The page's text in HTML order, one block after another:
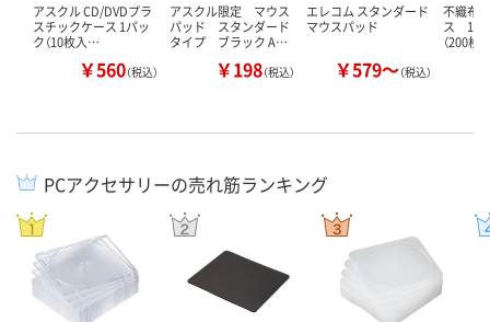
アスクル CD/DVDプラ
スチックケース 1パッ
ク（10枚入…
￥560（税込）
アスクル限定 マウス
パッド スタンダード
タイプ ブラック A…
￥198（税込）
エレコム スタンダード
マウスパッド
￥579～（税込）
不織布
ス 1枚
（200枚
PCアクセサリーの売れ筋ランキング